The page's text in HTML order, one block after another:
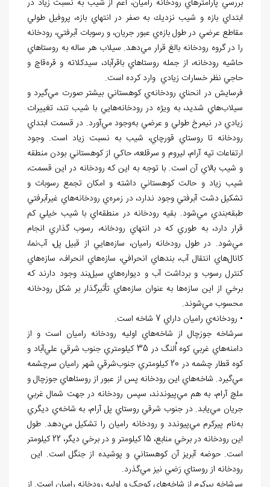
بررسي پارامترهاي رودخانه راميان، اعم از شيب به نسبت زياد در
ابتداي بازه و شيب نزديك به صفر در انتهاي بازه، پروفيل طولي
مقاطع عرضي در طول بازهي عبور جريان، و رسوبات آبرفتي، رودخانه
را در گروه رودخانه بالغ قرار ميدهد. سيلاب هر ساله به روستاهاي
حاشيه رودخانه، از جمله روستاهاي باقرآباد، سيدكلاته و قرهقاچ و
حاجي نظر خسارات زيادي وارد کرده است.
فرسايش در انحناي رودخانهي كوهستاني بيشتر صورت ميگيرد و
سيلابهاي شديد، به ويژه در رودخانههايي با شيب تند، تغييرات
زيادي در نيمرخ طولي و عرضي بهوجود ميآورد. در قسمت ابتداي
رودخانه تا روستاي قورچاي، شيب به نسبت زياد است. وجود
ارتفاعات تپه آرام، ليروم و سرقلعه، حاكي از كوهستاني بودن منطقه
و شيب بالاي آن است. با توجه به اين كه رودخانه در اين قسمت،
شيب زياد و حالت كوهستاني داشته و امكان تجمع رسوبات و
تشكيل دشت آبرفتي وجود ندارد، در زمرهي رودخانههاي غيرآبرفتي
طبقهبندي ميشود. بقيه رودخانه در منطقهاي با شيب خيلي كم
قرار دارد، به طوري كه در انتهاي رودخانه، رسوب گذاري انجام
ميشود. در طول رودخانه راميان، سازههايي از قبيل پل، آبنما،
كانالهاي انتقال آب، بندهاي انحرافي، سازههاي انحراف، سازههاي
کنترل رسوب و برداشت آب و ديوارههاي سيلبند وجود دارند كه
برخي از اين سازهها به عنوان سازههاي تأثيرگذار بر شكل رودخانه
محسوب ميشوند.
• رودخانهي راميان داراي 7 شاخه است.
سرشاخه جوزچال از شاخههاي اوليه رودخانه راميان است و از
دامنههاي غربي کوه اُلنگ در 35 کيلومتري جنوب شرقي علي
آباد و
کوه قطار چشمه در 20 کيلومتري جنوب
شرقي شهر راميان سرچشمه
ميگيرد. شاخههاي اين رودخانه پس از عبور از روستاهاي جوزچال و
ملچ آرام، به هم ميپيوندند، سپس رودخانه در جهت شمال غربي
جريان مييابد. در جنوب شرقي روستاي پل آرام، به شاخهي ديگري
بهنام پيرکرم ميپيوندد و رودخانه راميان را تشکيل ميدهد. طول
اين رودخانه در برخي منابع، 15 کيلومتر و در برخي ديگر، 22 کيلومتر
است. حوضه آبريز آن کوهستاني و پوشيده از جنگل است. اين
رودخانه از روستاي رَضي نيز ميگذرد.